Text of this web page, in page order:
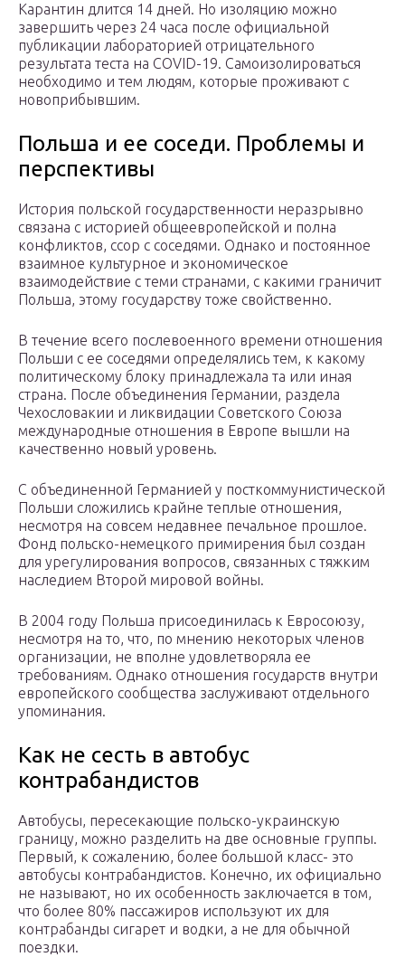
Карантин длится 14 дней. Но изоляцию можно
завершить через 24 часа после официальной
публикации лабораторией отрицательного
результата теста на COVID-19. Самоизолироваться
необходимо и тем людям, которые проживают с
новоприбывшим.
Польша и ее соседи. Проблемы и
перспективы
История польской государственности неразрывно
связана с историей общеевропейской и полна
конфликтов, ссор с соседями. Однако и постоянное
взаимное культурное и экономическое
взаимодействие с теми странами, с какими граничит
Польша, этому государству тоже свойственно.
В течение всего послевоенного времени отношения
Польши с ее соседями определялись тем, к какому
политическому блоку принадлежала та или иная
страна. После объединения Германии, раздела
Чехословакии и ликвидации Советского Союза
международные отношения в Европе вышли на
качественно новый уровень.
С объединенной Германией у посткоммунистической
Польши сложились крайне теплые отношения,
несмотря на совсем недавнее печальное прошлое.
Фонд польско-немецкого примирения был создан
для урегулирования вопросов, связанных с тяжким
наследием Второй мировой войны.
В 2004 году Польша присоединилась к Евросоюзу,
несмотря на то, что, по мнению некоторых членов
организации, не вполне удовлетворяла ее
требованиям. Однако отношения государств внутри
европейского сообщества заслуживают отдельного
упоминания.
Как не сесть в автобус
контрабандистов
Автобусы, пересекающие польско-украинскую
границу, можно разделить на две основные группы.
Первый, к сожалению, более большой класс- это
автобусы контрабандистов. Конечно, их официально
не называют, но их особенность заключается в том,
что более 80% пассажиров используют их для
контрабанды сигарет и водки, а не для обычной
поездки.